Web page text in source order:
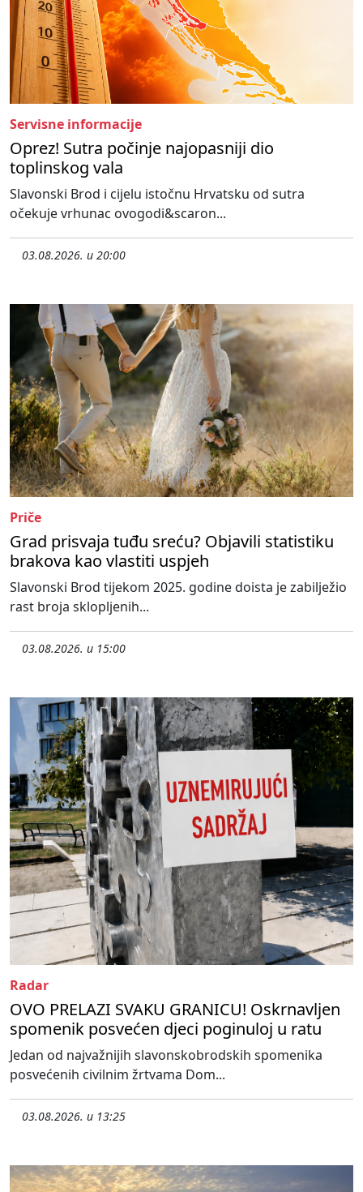
Servisne informacije
Oprez! Sutra počinje najopasniji dio
toplinskog vala
Slavonski Brod i cijelu istočnu Hrvatsku od sutra
očekuje vrhunac ovogodi&scaron...
03.08.2026. u 20:00
Priče
Grad prisvaja tuđu sreću? Objavili statistiku
brakova kao vlastiti uspjeh
Slavonski Brod tijekom 2025. godine doista je zabilježio
rast broja sklopljenih...
03.08.2026. u 15:00
Radar
OVO PRELAZI SVAKU GRANICU! Oskrnavljen
spomenik posvećen djeci poginuloj u ratu
Jedan od najvažnijih slavonskobrodskih spomenika
posvećenih civilnim žrtvama Dom...
03.08.2026. u 13:25